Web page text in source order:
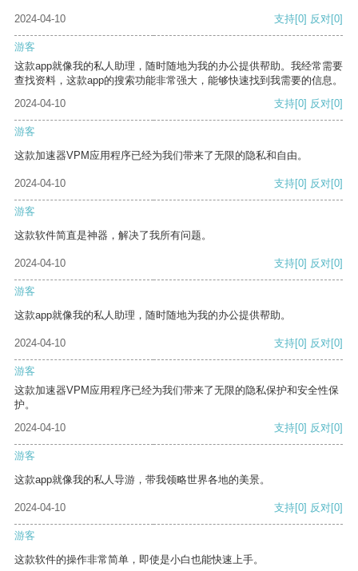
2024-04-10 支持[0] 反对[0]
游客
这款app就像我的私人助理，随时随地为我的办公提供帮助。我经常需要
查找资料，这款app的搜索功能非常强大，能够快速找到我需要的信息。
2024-04-10
支持[0] 反对[0]
游客
这款加速器VPM应用程序已经为我们带来了无限的隐私和自由。
2024-04-10 支持[0] 反对[0]
游客
这款软件简直是神器，解决了我所有问题。
2024-04-10 支持[0] 反对[0]
游客
这款app就像我的私人助理，随时随地为我的办公提供帮助。
2024-04-10 支持[0] 反对[0]
游客
这款加速器VPM应用程序已经为我们带来了无限的隐私保护和安全性保
护。
2024-04-10
支持[0] 反对[0]
游客
这款app就像我的私人导游，带我领略世界各地的美景。
2024-04-10 支持[0] 反对[0]
游客
这款软件的操作非常简单，即使是小白也能快速上手。